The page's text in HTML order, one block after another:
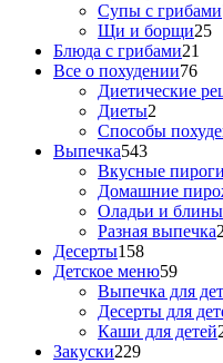
Супы с грибами
Щи и борщи25
Блюда с грибами21
Все о похудении76
Диетические
Диеты2
Способы
Выпечка543
Вкусные пироги
Домашние
Оладьи и блины
Разная выпечка
Десерты158
Детское меню59
Выпечка для
Десерты для
Каши для детей
Закуски229